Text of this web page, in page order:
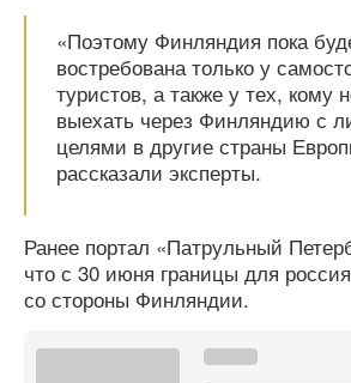
«Поэтому Финляндия пока
востребована только у
туристов, а также у тех, кому
выехать через Финляндию с
целями в другие страны
рассказали эксперты.
Ранее портал «Патрульный
что с 30 июня границы для
со стороны Финляндии.